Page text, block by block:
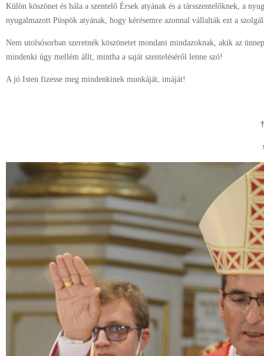
Külön köszönet és hála a szentelő Érsek atyának és a társszentelőknek, a
nyugalmazott Püspök atyának, hogy kérésemre azonnal vállalták ezt a
Nem utolsósorban szeretnék köszönetet mondani mindazoknak, akik az
mindenki úgy mellém állt, mintha a saját szenteléséről lenne szó!
A jó Isten fizesse meg mindenkinek munkáját, imáját!